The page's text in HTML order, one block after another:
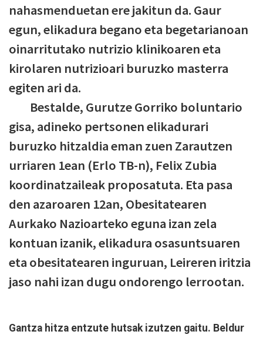
nahasmenduetan ere jakitun da. Gaur
egun, elikadura begano eta begetarianoan
oinarritutako nutrizio klinikoaren eta
kirolaren nutrizioari buruzko masterra
egiten ari da.
Bestalde, Gurutze Gorriko boluntario
gisa, adineko pertsonen elikadurari
buruzko hitzaldia eman zuen Zarautzen
urriaren 1ean (Erlo TB-n), Felix Zubia
koordinatzaileak proposatuta. Eta pasa
den azaroaren 12an, Obesitatearen
Aurkako Nazioarteko eguna izan zela
kontuan izanik, elikadura osasuntsuaren
eta obesitatearen inguruan, Leireren iritzia
jaso nahi izan dugu ondorengo lerrootan.
Gantza hitza entzute hutsak izutzen gaitu. Beldur